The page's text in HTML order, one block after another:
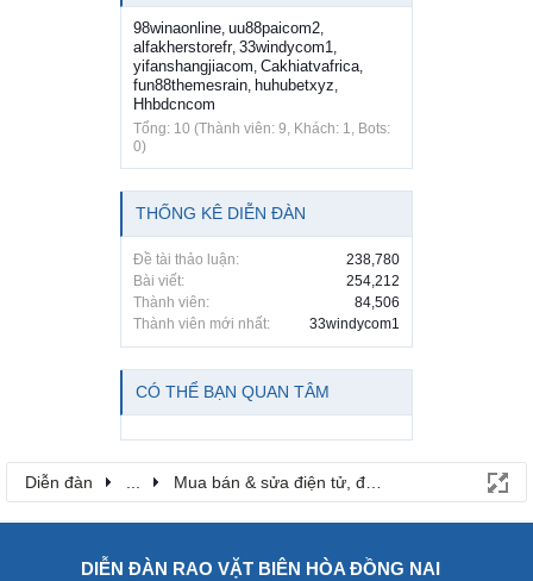
98winaonline, uu88paicom2,
alfakherstorefr, 33windycom1,
yifanshangjiacom, Cakhiatvafrica,
fun88themesrain, huhubetxyz,
Hhbdcncom
Tổng: 10 (Thành viên: 9, Khách: 1, Bots:
0)
THỐNG KÊ DIỄN ĐÀN
Đề tài thảo luận:
238,780
Bài viết:
254,212
Thành viên:
84,506
Thành viên mới nhất:
33windycom1
CÓ THỂ BẠN QUAN TÂM
Diễn đàn ... Mua bán & sửa điện tử, điện lạnh
DIỄN ĐÀN RAO VẶT BIÊN HÒA ĐỒNG NAI